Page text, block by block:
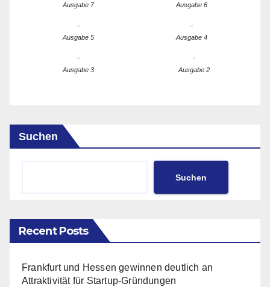
Ausgabe 7 Ausgabe 6
Ausgabe 5 Ausgabe 4
Ausgabe 3 Ausgabe 2
Suchen
Suchen
Recent Posts
Frankfurt und Hessen gewinnen deutlich an
Attraktivität für Startup-Gründungen